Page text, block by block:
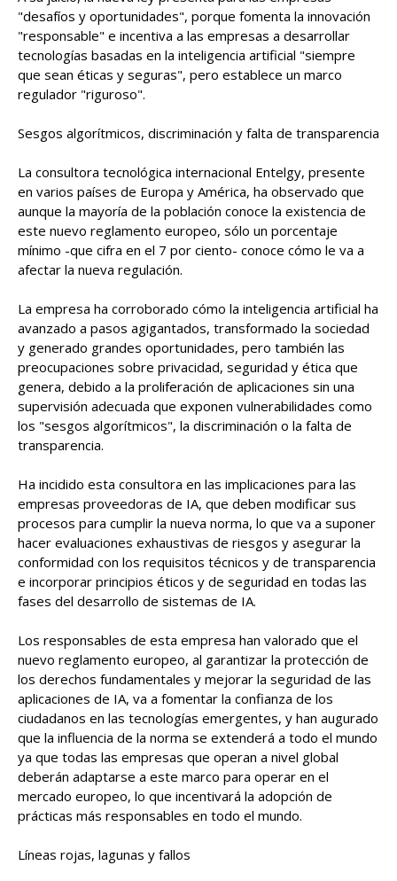
"desafíos y oportunidades", porque fomenta la innovación
"responsable" e incentiva a las empresas a desarrollar
tecnologías basadas en la inteligencia artificial "siempre
que sean éticas y seguras", pero establece un marco
regulador "riguroso".
Sesgos algorítmicos, discriminación y falta de transparencia
La consultora tecnológica internacional Entelgy, presente
en varios países de Europa y América, ha observado que
aunque la mayoría de la población conoce la existencia de
este nuevo reglamento europeo, sólo un porcentaje
mínimo -que cifra en el 7 por ciento- conoce cómo le va a
afectar la nueva regulación.
La empresa ha corroborado cómo la inteligencia artificial ha
avanzado a pasos agigantados, transformado la sociedad
y generado grandes oportunidades, pero también las
preocupaciones sobre privacidad, seguridad y ética que
genera, debido a la proliferación de aplicaciones sin una
supervisión adecuada que exponen vulnerabilidades como
los "sesgos algorítmicos", la discriminación o la falta de
transparencia.
Ha incidido esta consultora en las implicaciones para las
empresas proveedoras de IA, que deben modificar sus
procesos para cumplir la nueva norma, lo que va a suponer
hacer evaluaciones exhaustivas de riesgos y asegurar la
conformidad con los requisitos técnicos y de transparencia
e incorporar principios éticos y de seguridad en todas las
fases del desarrollo de sistemas de IA.
Los responsables de esta empresa han valorado que el
nuevo reglamento europeo, al garantizar la protección de
los derechos fundamentales y mejorar la seguridad de las
aplicaciones de IA, va a fomentar la confianza de los
ciudadanos en las tecnologías emergentes, y han augurado
que la influencia de la norma se extenderá a todo el mundo
ya que todas las empresas que operan a nivel global
deberán adaptarse a este marco para operar en el
mercado europeo, lo que incentivará la adopción de
prácticas más responsables en todo el mundo.
Líneas rojas, lagunas y fallos